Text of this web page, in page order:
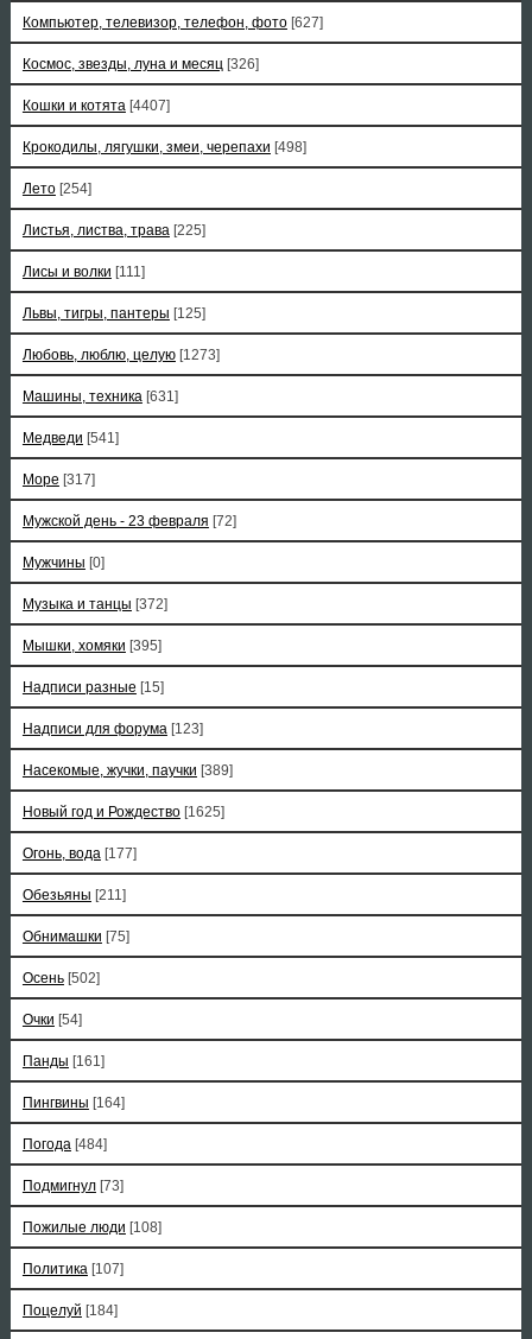
Компьютер, телевизор, телефон, фото [627]
Космос, звезды, луна и месяц [326]
Кошки и котята [4407]
Крокодилы, лягушки, змеи, черепахи [498]
Лето [254]
Листья, листва, трава [225]
Лисы и волки [111]
Львы, тигры, пантеры [125]
Любовь, люблю, целую [1273]
Машины, техника [631]
Медведи [541]
Море [317]
Мужской день - 23 февраля [72]
Мужчины [0]
Музыка и танцы [372]
Мышки, хомяки [395]
Надписи разные [15]
Надписи для форума [123]
Насекомые, жучки, паучки [389]
Новый год и Рождество [1625]
Огонь, вода [177]
Обезьяны [211]
Обнимашки [75]
Осень [502]
Очки [54]
Панды [161]
Пингвины [164]
Погода [484]
Подмигнул [73]
Пожилые люди [108]
Политика [107]
Поцелуй [184]